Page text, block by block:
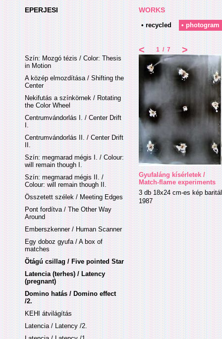
EPERJESI WORKS
• recycled • photogram
Szín: Mozgó tézis / Color: Thesis
in Motion
A közép elmozdítása / Shifting the
Center
Nekifutás a színkörnek / Rotating
the Color Wheel
Centrumvándorlás I. / Center Drift
I.
Centrumvándorlás II. / Center Drift
II.
Szín: megmarad mégis I. / Colour:
will remain though I.
Szín: megmarad mégis II. /
Colour: will remain though II.
Összetett szélek / Meeting Edges
Pont fordítva / The Other Way
Around
Emberszkenner / Human Scanner
Egy doboz gyufa / A box of
matches
Ötágú csillag / Five pointed Star
Latencia (terhes) / Latency
(pregnant)
Domino hatás / Domino effect
/2.
KEHI átvilágítás
Latencia / Latency /2.
< 1 / 7 >
Gyufaláng kísérletek /
Match-flame experiments
3 db 18x24 cm-es kép
1987